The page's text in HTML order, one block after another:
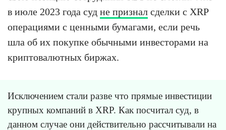
в июле 2023 года суд не признал сделки с XRP
операциями с ценными бумагами, если речь
шла об их покупке обычными инвесторами на
криптовалютных биржах.
Исключением стали разве что прямые инвестиции
крупных компаний в XRP. Как посчитал суд, в
данном случае они действительно рассчитывали на